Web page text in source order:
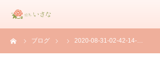
ブログ 2020-08-31-02-42-14-…
初めての方へ